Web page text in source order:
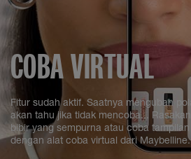
COBA VIRTUAL
Fitur sudah aktif. Saatnya mengubah
akan tahu jika tidak mencoba...
bibir yang sempurna atau coba
dengan alat coba virtual dari Maybelline.